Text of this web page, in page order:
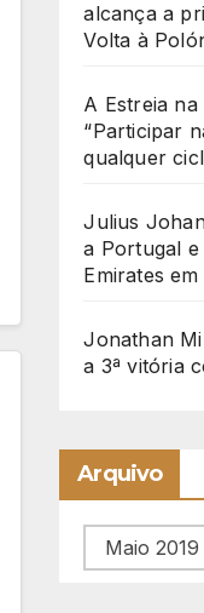
alcança a
Volta à
A Estreia
“Participar
qualquer
Julius
a Portugal e
Emirates
Jonathan
a 3ª vitória
Arquivo
Arquivo